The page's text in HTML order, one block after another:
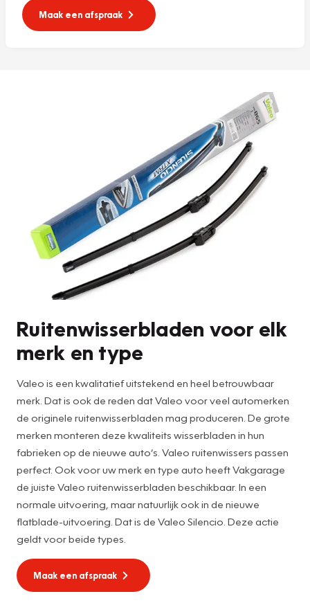
Maak een afspraak
Ruitenwisserbladen voor elk
merk en type
Valeo is een kwalitatief uitstekend en heel betrouwbaar
merk. Dat is ook de reden dat Valeo voor veel automerken
de originele ruitenwisserbladen mag produceren. De grote
merken monteren deze kwaliteits wisserbladen in hun
fabrieken op de nieuwe auto’s. Valeo ruitenwissers passen
perfect. Ook voor uw merk en type auto heeft Vakgarage
de juiste Valeo ruitenwisserbladen beschikbaar. In een
normale uitvoering, maar natuurlijk ook in de nieuwe
flatblade-uitvoering. Dat is de Valeo Silencio. Deze actie
geldt voor beide types.
Maak een afspraak